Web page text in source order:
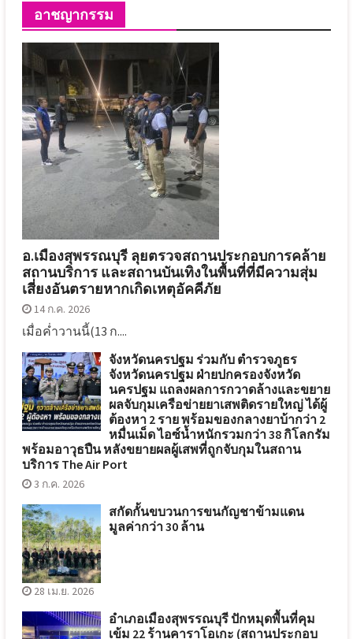
อาชญากรรม
อ.เมืองสุพรรณบุรี ลุยตรวจสถานประกอบการคล้าย
สถานบริการ และสถานบันเทิงในพื้นที่ที่มีความสุ่ม
เสี่ยงอันตรายหากเกิดเหตุอัคคีภัย
14 ก.ค. 2026
เมื่อค่ำวานนี้(13 ก....
จังหวัดนครปฐม ร่วมกับ ตำรวจภูธร
จังหวัดนครปฐม ฝ่ายปกครองจังหวัด
นครปฐม แถลงผลการกวาดล้างและขยาย
ผลจับกุมเครือข่ายยาเสพติดรายใหญ่ ได้ผู้
ต้องหา 2 ราย พร้อมของกลางยาบ้ากว่า 2
หมื่นเม็ด ไอซ์น้ำหนักรวมกว่า 38 กิโลกรัม
พร้อมอาวุธปืน หลังขยายผลผู้เสพที่ถูกจับกุมในสถาน
บริการ The Air Port
3 ก.ค. 2026
สกัดกั้นขบวนการขนกัญชาข้ามแดน
มูลค่ากว่า 30 ล้าน
28 เม.ย. 2026
อำเภอเมืองสุพรรณบุรี ปักหมุดพื้นที่คุม
เข้ม 22 ร้านคาราโอเกะ (สถานประกอบ